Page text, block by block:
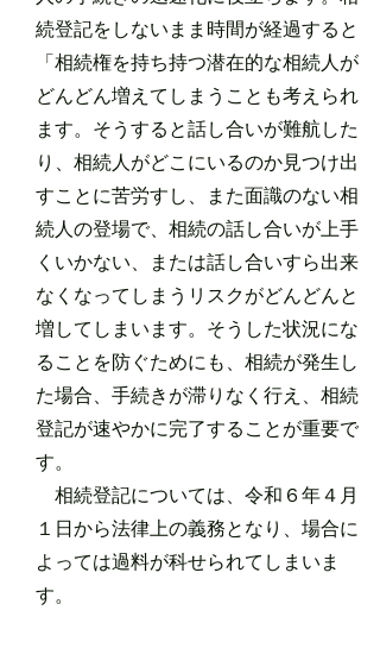
続登記をしないまま時間が経過すると
「相続権を持ち持つ潜在的な相続人が
どんどん増えてしまうことも考えられ
ます。そうすると話し合いが難航した
り、相続人がどこにいるのか見つけ出
すことに苦労すし、また面識のない相
続人の登場で、相続の話し合いが上手
くいかない、または話し合いすら出来
なくなってしまうリスクがどんどんと
増してしまいます。そうした状況にな
ることを防ぐためにも、相続が発生し
た場合、手続きが滞りなく行え、相続
登記が速やかに完了することが重要で
す。
​ 相続登記については、令和６年４月
１日から法律上の義務となり、場合に
よっては過料が科せられてしまいま
す。